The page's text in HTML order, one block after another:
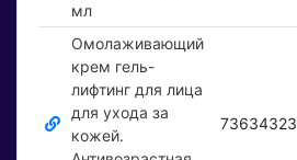
мл
Омолаживающий
крем гель-
лифтинг для лица
для ухода за
кожей.
73634323